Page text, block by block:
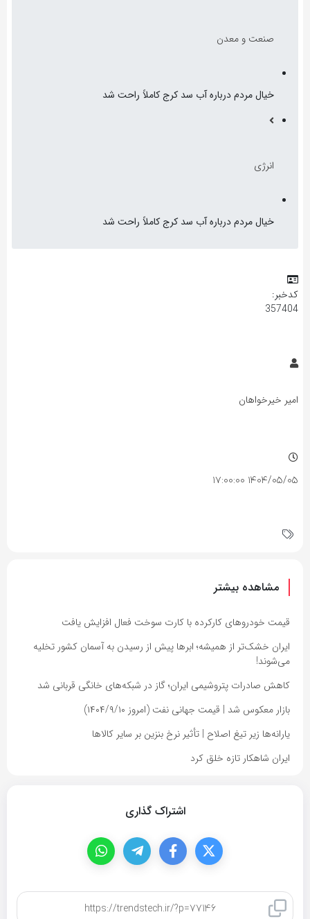
صنعت و معدن
خیال مردم درباره آب سد کرج کاملاً راحت شد
انرژی
خیال مردم درباره آب سد کرج کاملاً راحت شد
کدخبر:
357404
امیر خیرخواهان
۱۴۰۴/۰۵/۰۵ ۱۷:۰۰:۰۰
مشاهده بیشتر
قیمت خودروهای کارکرده با کارت سوخت فعال افزایش یافت
ایران خشک‌تر از همیشه؛ ابرها پیش از رسیدن به آسمان کشور تخلیه
می‌شوند!
کاهش صادرات پتروشیمی ایران؛ گاز در شبکه‌های خانگی قربانی شد
بازار معکوس شد | قیمت جهانی نفت (امروز ۱۴۰۴/۹/۱۰)
یارانه‌ها زیر تیغ اصلاح | تأثیر نرخ بنزین بر سایر کالاها
ایران شاهکار تازه خلق کرد
اشتراک گذاری